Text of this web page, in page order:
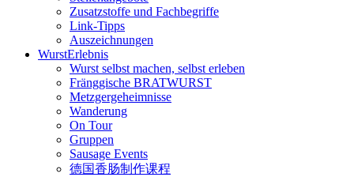
Zusatzstoffe und Fachbegriffe
Link-Tipps
Auszeichnungen
WurstErlebnis
Wurst selbst machen, selbst erleben
Fränggische BRATWURST
Metzgergeheimnisse
Wanderung
On Tour
Gruppen
Sausage Events
德国香肠制作课程